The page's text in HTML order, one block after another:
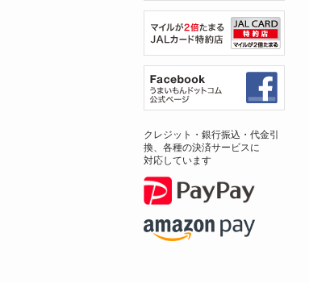
クレジット・銀行振込・代金引
換、各種の決済サービスに
対応しています